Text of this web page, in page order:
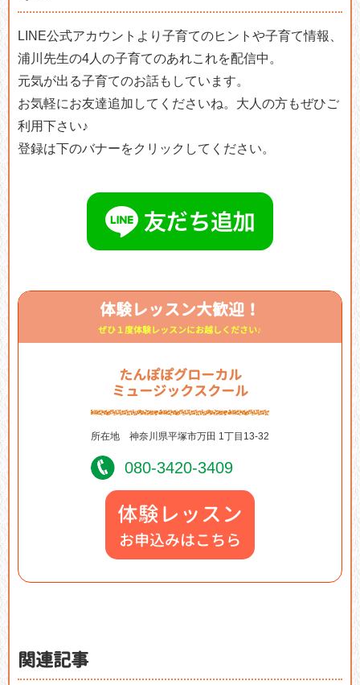
LINE公式アカウントより子育てのヒントや子育て情報、
浦川先生の4人の子育てのあれこれを配信中。
元気が出る子育てのお話もしています。
お気軽にお友達追加してくださいね。大人の方もぜひご
利用下さい♪
登録は下のバナーをクリックしてください。
体験レッスン大歓迎！
ぜひ１度体験レッスンにお越しください♪
たんぽぽグローカル
ミュージックスクール
所在地 神奈川県平塚市万田 1丁目13-32
080-3420-3409
体験レッスン
お申込みはこちら
関連記事